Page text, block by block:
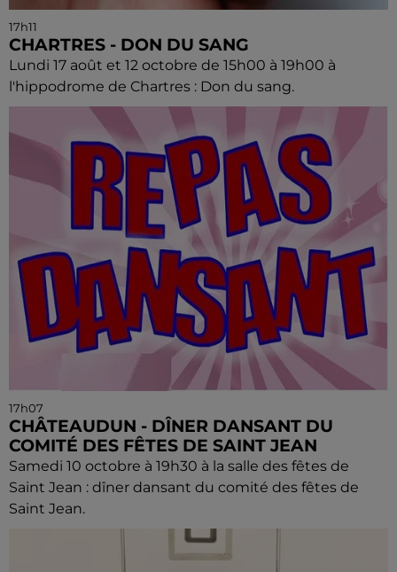
17h11
CHARTRES - DON DU SANG
Lundi 17 août et 12 octobre de 15h00 à 19h00 à
l'hippodrome de Chartres : Don du sang.
17h07
CHÂTEAUDUN - DÎNER DANSANT DU
COMITÉ DES FÊTES DE SAINT JEAN
Samedi 10 octobre à 19h30 à la salle des fêtes de
Saint Jean : dîner dansant du comité des fêtes de
Saint Jean.